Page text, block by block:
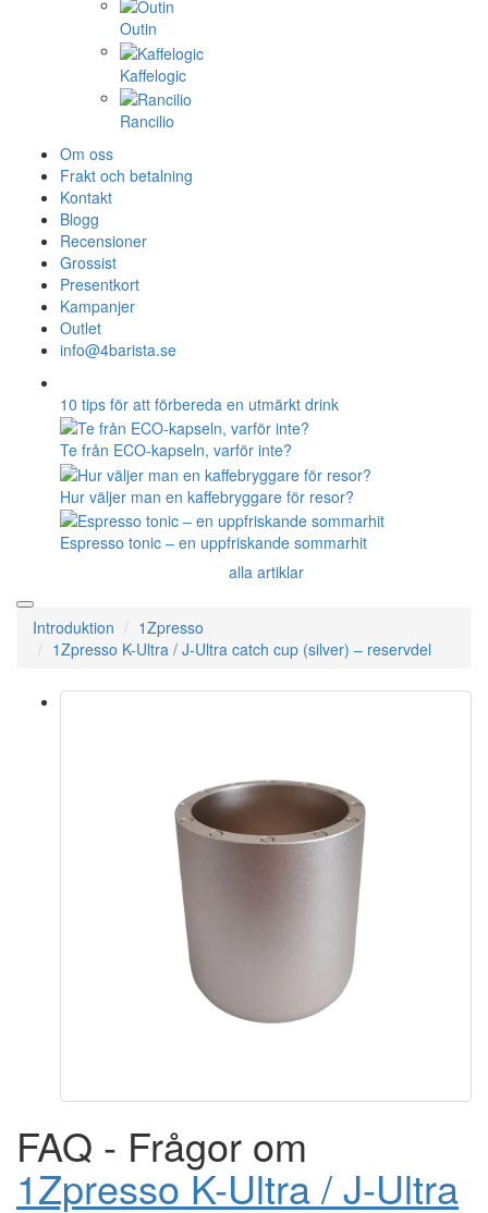
Outin
Kaffelogic
Rancilio
Om oss
Frakt och betalning
Kontakt
Blogg
Recensioner
Grossist
Presentkort
Kampanjer
Outlet
info@4barista.se
10 tips för att förbereda en utmärkt drink
Te från ECO-kapseln, varför inte?
Hur väljer man en kaffebryggare för resor?
Espresso tonic – en uppfriskande sommarhit
alla artiklar
Introduktion
1Zpresso
1Zpresso K-Ultra / J-Ultra catch cup (silver) – reservdel
FAQ - Frågor om
1Zpresso K-Ultra / J-Ultra